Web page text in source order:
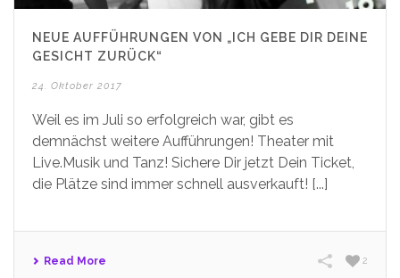
NEUE AUFFÜHRUNGEN VON „ICH GEBE DIR DEINE
GESICHT ZURÜCK“
24. Oktober 2017
Weil es im Juli so erfolgreich war, gibt es
demnächst weitere Aufführungen! Theater mit
Live.Musik und Tanz! Sichere Dir jetzt Dein Ticket,
die Plätze sind immer schnell ausverkauft! [...]
Read More 2